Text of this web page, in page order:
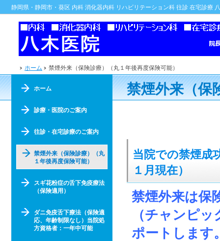
静岡県・静岡市・葵区 内科 消化器内科 リハビリテーション科 往診 在宅診療
ホーム 禁煙外来（保険診療）（丸１年後再度保険可能）
禁煙外来（保
当院での禁煙成
１月現在）
禁煙外来は保
（チャンピ
ポートします
ホーム
診療・医院のご案内
往診・在宅診療のご案内
禁煙外来（保険診療）（丸
１年後再度保険可能）
スギ花粉症の舌下免疫療法
（保険適用）
ダニ免疫舌下療法（保険適
応、年齢制限なし）当院処
方資格者：一年中可能